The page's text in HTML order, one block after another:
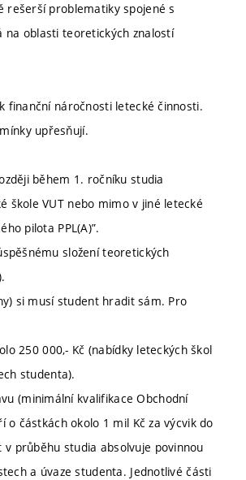
rešerší problematiky spojené s
na oblasti teoretických znalostí
finanční náročnosti letecké činnosti.
upřesňují.
během 1. ročníku studia
škole VUT nebo mimo v jiné letecké
pilota PPL(A)”.
složení teoretických
si musí student hradit sám. Pro
250 000,- Kč (nabídky leteckých škol
studenta).
(minimální kvalifikace Obchodní
částkách okolo 1 mil Kč za výcvik do
průběhu studia absolvuje povinnou
a úvaze studenta. Jednotlivé části